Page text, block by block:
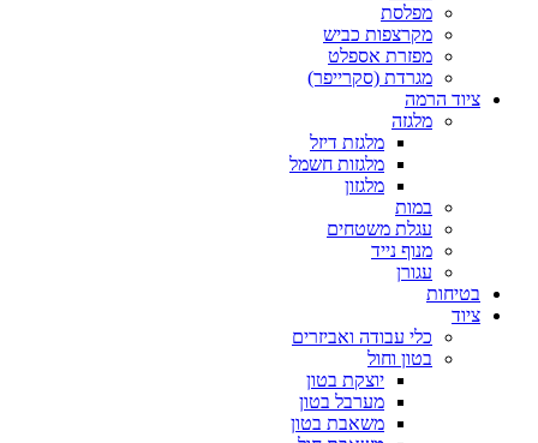
מפלסת
מקרצפות כביש
מפזרת אספלט
מגרדת (סקרייפר)
ציוד הרמה
מלגזה
מלגזת דיזל
מלגזות חשמל
מלגזון
במות
עגלת משטחים
מנוף נייד
עגורן
בטיחות
ציוד
כלי עבודה ואביזרים
בטון וחול
יוצקת בטון
מערבל בטון
משאבת בטון